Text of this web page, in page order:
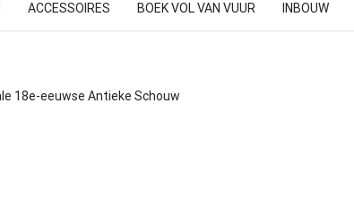
ACCESSOIRES BOEK VOL VAN VUUR INBOUW